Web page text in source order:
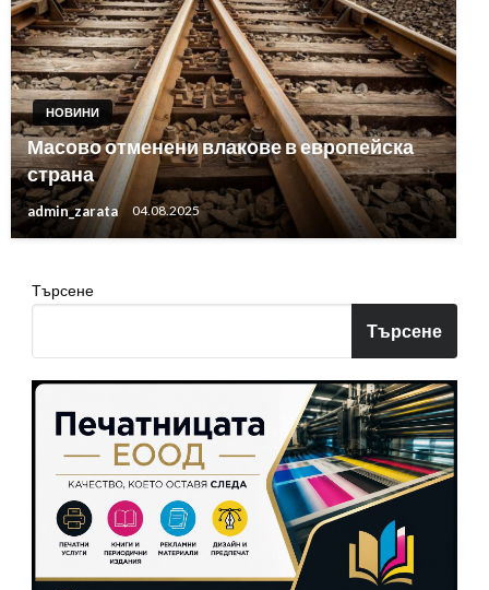
НОВИНИ
Масово отменени влакове в европейска
страна
admin_zarata 04.08.2025
Търсене
Търсене